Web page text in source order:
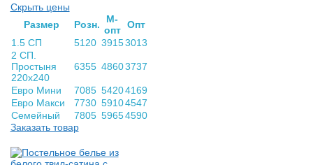
Скрыть цены
Раз­мер
Розн.
М-
опт Опт
1.5 СП
5120 39153013
2 СП.
Простыня
220х240
6355 48603737
Евро Мини 7085 54204169
Евро Макси
7730 59104547
Семейный
7805 59654590
Заказать товар